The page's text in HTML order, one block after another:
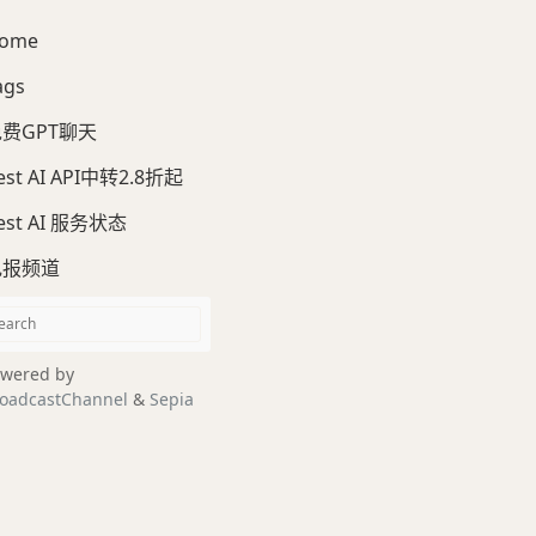
GPT聊天
AI API中转2.8折起
AI 服务状态
频道
by
& Sepia